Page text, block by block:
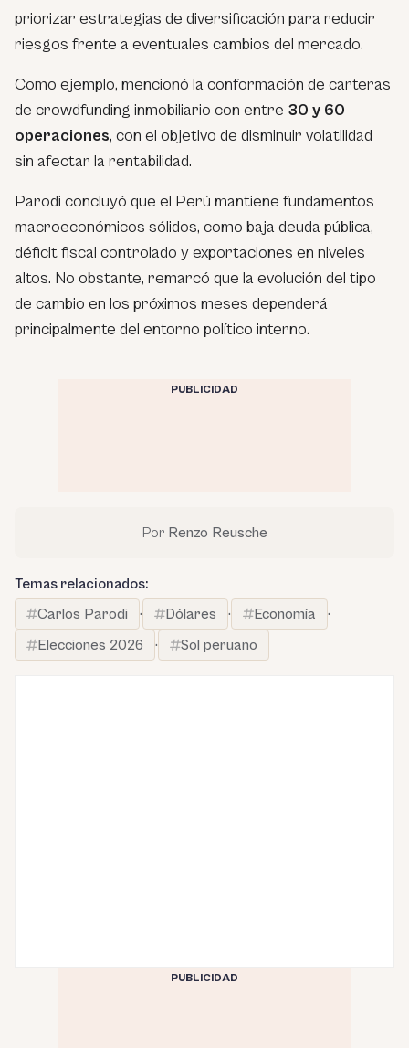
priorizar estrategias de diversificación para reducir
riesgos frente a eventuales cambios del mercado.
Como ejemplo, mencionó la conformación de carteras
de crowdfunding inmobiliario con entre 30 y 60
operaciones, con el objetivo de disminuir volatilidad
sin afectar la rentabilidad.
Parodi concluyó que el Perú mantiene fundamentos
macroeconómicos sólidos, como baja deuda pública,
déficit fiscal controlado y exportaciones en niveles
altos. No obstante, remarcó que la evolución del tipo
de cambio en los próximos meses dependerá
principalmente del entorno político interno.
PUBLICIDAD
Por Renzo Reusche
Temas relacionados:
Carlos Parodi
· Dólares · Economía
·
Elecciones 2026
· Sol peruano
PUBLICIDAD